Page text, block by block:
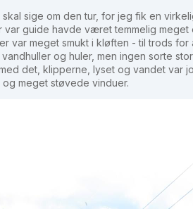
sige om den tur, for jeg fik en
var guide havde været temmelig
var meget smukt i kløften - til trods
og huler, men ingen sorte
det, klipperne, lyset og vandet var
meget støvede vinduer.